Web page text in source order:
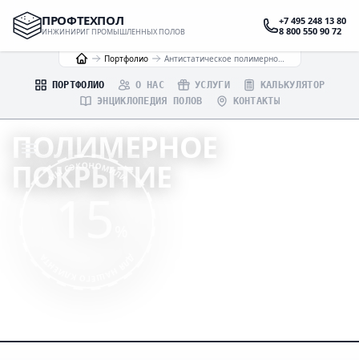
ПРОФТЕХПОЛ
ИНЖИНИРИГ ПРОМЫШЛЕННЫХ ПОЛОВ
+7 495 248 13 80
8 800 550 90 72
Портфолио Антистатическое полимерное покрытие для склада в Московской области
ПОРТФОЛИО О НАС УСЛУГИ
КАЛЬКУЛЯТОР
ЭНЦИКЛОПЕДИЯ ПОЛОВ
КОНТАКТЫ
МЫ СЭКОНОМИЛИ
ПОЛИМЕРНОЕ
ПОКРЫТИЕ